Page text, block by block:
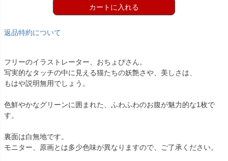
カートに入れる
返品特約について
フリーのイラストレーター、おちょぴさん。
写実的なタッチの中に見える猫たちの妖艶さや、美しさは、
もはや説明無用でしょう。
色鮮やかなグリーンに囲まれた、ふわふわのお腹が魅力的な1枚で
す。
裏面は白無地です。
モニター、原画とは多少色味が異なりますので、ご了承ください。